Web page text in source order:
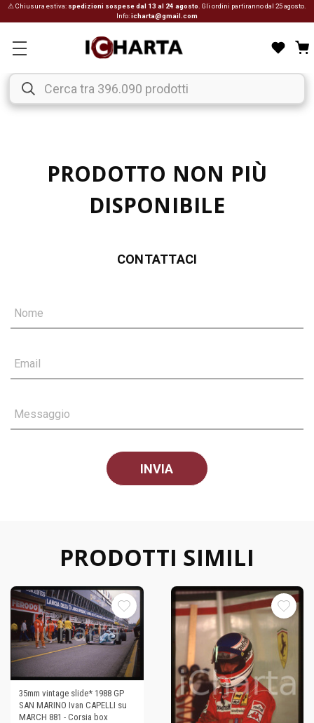
⚠ Chiusura estiva: spedizioni sospese dal 13 al 24 agosto . Gli ordini partiranno dal 25 agosto.
Info:icharta@gmail.com
PRODOTTO NON PIÙ
DISPONIBILE
CONTATTACI
Nome
Email
Messaggio
PRODOTTI SIMILI
35mm vintage slide* 1988 GP
SAN MARINO Ivan CAPELLI su
MARCH 881 - Corsia box